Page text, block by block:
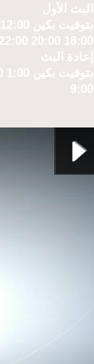
البث الأول
18:00 20:00 22:00
إعادة البث
9:00